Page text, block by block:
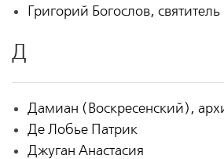
Григорий Богослов, святитель
Д
Дамиан (Воскресенский),
Де Лобье Патрик
Джуган Анастасия